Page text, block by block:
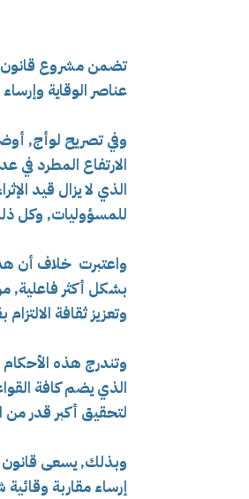
تضمن مشروع قانون
عناصر الوقاية
وفي تصريح لوأج,
الارتفاع المطرد
الذي لا يزال قيد
للمسؤوليات, وكل
واعتبرت خلاف أن
بشكل أكثر فاعلية,
وتعزيز ثقافة
وتندرج هذه
الذي يضم كافة
لتحقيق أكبر قدر من
وبذلك, يسعى قانون
إرساء مقاربة